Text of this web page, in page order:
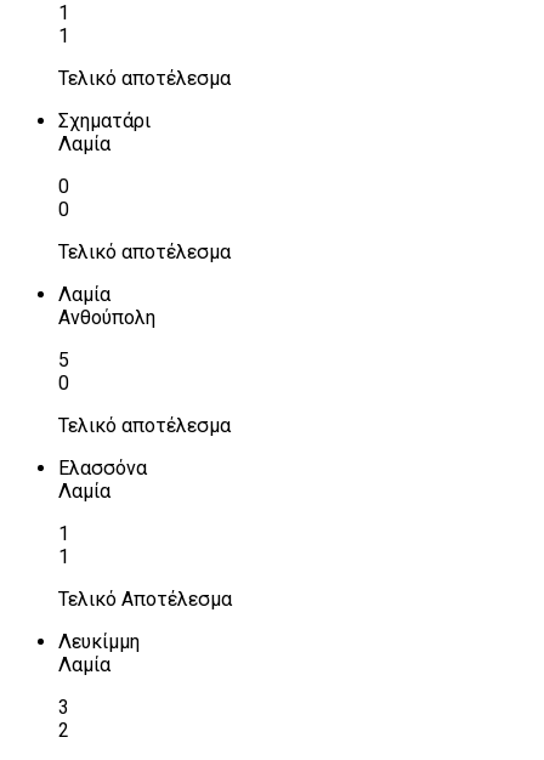
1
1
Τελικό αποτέλεσμα
Σχηματάρι
Λαμία
0
0
Τελικό αποτέλεσμα
Λαμία
Ανθούπολη
5
0
Τελικό αποτέλεσμα
Ελασσόνα
Λαμία
1
1
Τελικό Αποτέλεσμα
Λευκίμμη
Λαμία
3
2